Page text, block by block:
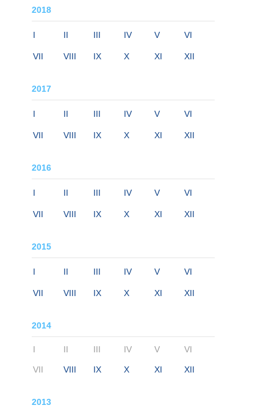
2018
I II III IV V VI
VII VIII IX X XI XII
2017
I II III IV V VI
VII VIII IX X XI XII
2016
I II III IV V VI
VII VIII IX X XI XII
2015
I II III IV V VI
VII VIII IX X XI XII
2014
I II III IV V VI
VII VIII IX X XI XII
2013